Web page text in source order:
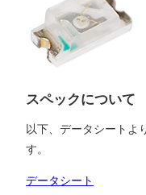
スペックについて
以下、データシートよ
す。
データシート